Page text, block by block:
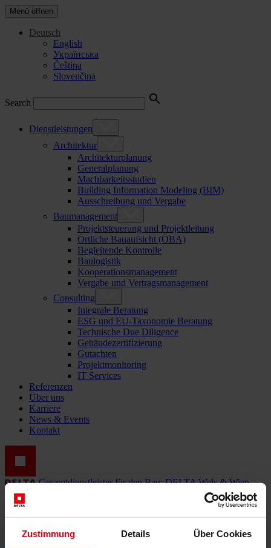
Zustimmung Details Über Cookies
Menü öffnen
Deutsch
English
Українська
Čeština
Slovenčina
Search
Dienstleistungen
Architektur
Architekturplanung
Generalplanung
Machbarkeitsstudien
Building Information Modeling (BIM)
Ausschreibung und Vergabe
Baumanagement
Projektsteuerung und Projektleitung
Örtliche Bauaufsicht (ÖBA)
Begleitende Kontrolle
Baulogistik
Kooperationsmanagement
Vergabe und Vertragsmanagement
Consulting
Integrale Beratung
ESG und EU-Taxonomie Beratung
Technische Due Diligence
Gebäudezertifizierung
Gutachten
Projektmonitoring
IT Services
Referenzen
Über uns
Karriere
News & Events
Kontakt
Gesamtdienstleister für den Bau: DELTA Wels & Wien
English